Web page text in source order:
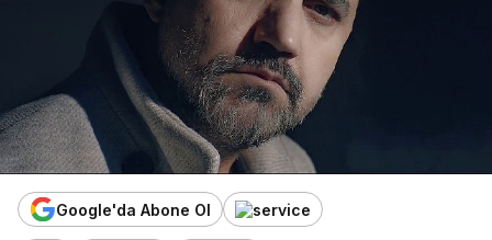
Google'da Abone Ol